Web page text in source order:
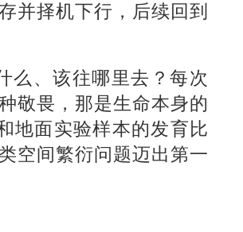
并择机下行，后续回到
么、该往哪里去？每次
敬畏，那是生命本身的
地面实验样本的发育比
空间繁衍问题迈出第一